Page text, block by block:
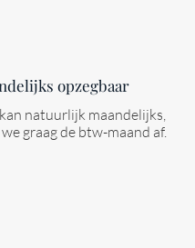
opzegbaar
natuurlijk maandelijks,
graag de btw-maand af.